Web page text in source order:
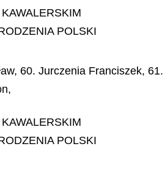
POLSKI
60. Jurczenia Franciszek,
POLSKI